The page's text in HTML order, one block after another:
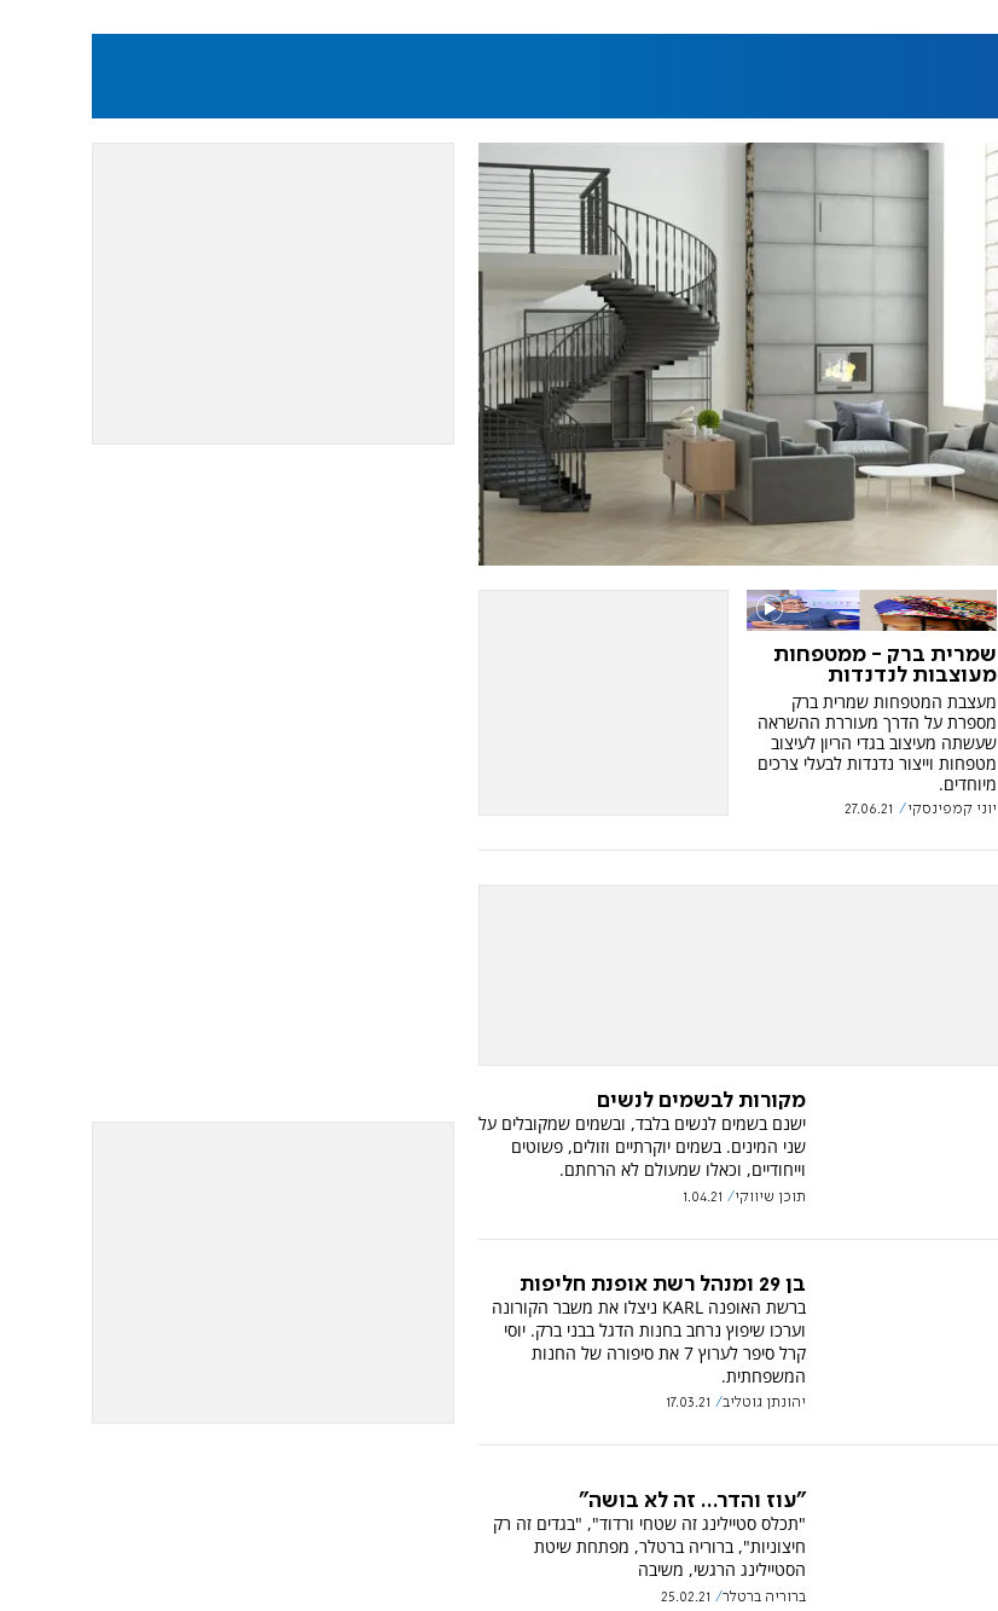
שמרית ברק - ממטפחות
מעוצבות לנדנדות
מעצבת המטפחות שמרית ברק
מספרת על הדרך מעוררת ההשראה
שעשתה מעיצוב בגדי הריון לעיצוב
מטפחות וייצור נדנדות לבעלי צרכים
מיוחדים.
יוני קמפינסקי 27.06.21
מקורות לבשמים לנשים
ישנם בשמים לנשים בלבד, ובשמים שמקובלים על
שני המינים. בשמים יוקרתיים וזולים, פשוטים
וייחודיים, וכאלו שמעולם לא הרחתם.
תוכן שיווקי 1.04.21
בן 29 ומנהל רשת אופנת חליפות
ברשת האופנה KARL ניצלו את משבר הקורונה
וערכו שיפוץ נרחב בחנות הדגל בבני ברק. יוסי
קרל סיפר לערוץ 7 את סיפורה של החנות
המשפחתית.
יהונתן גוטליב 17.03.21
"עוז והדר... זה לא בושה"
"תכלס סטיילינג זה שטחי ורדוד", "בגדים זה רק
חיצוניות", ברוריה ברטלר, מפתחת שיטת
הסטיילינג הרגשי, משיבה
ברוריה ברטלר 25.02.21